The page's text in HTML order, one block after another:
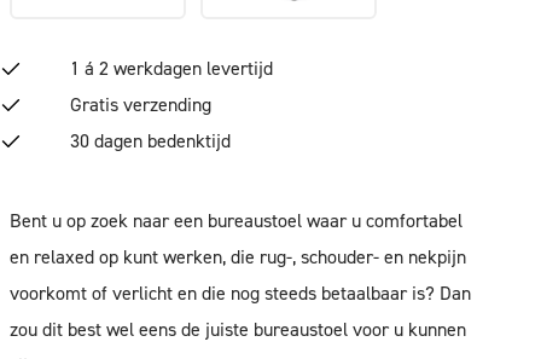
1 á 2 werkdagen levertijd
Gratis verzending
30 dagen bedenktijd
Bent u op zoek naar een bureaustoel waar u comfortabel
en relaxed op kunt werken, die rug-, schouder- en nekpijn
voorkomt of verlicht en die nog steeds betaalbaar is? Dan
zou dit best wel eens de juiste bureaustoel voor u kunnen